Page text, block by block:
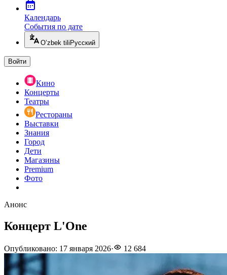
Календарь
События по дате
O’zbek tili Русский
Войти
Кино
Концерты
Театры
Рестораны
Выставки
Знания
Город
Дети
Магазины
Premium
Фото
Анонс
Концерт L'One
Опубликовано: 17 января 2026· 12 684